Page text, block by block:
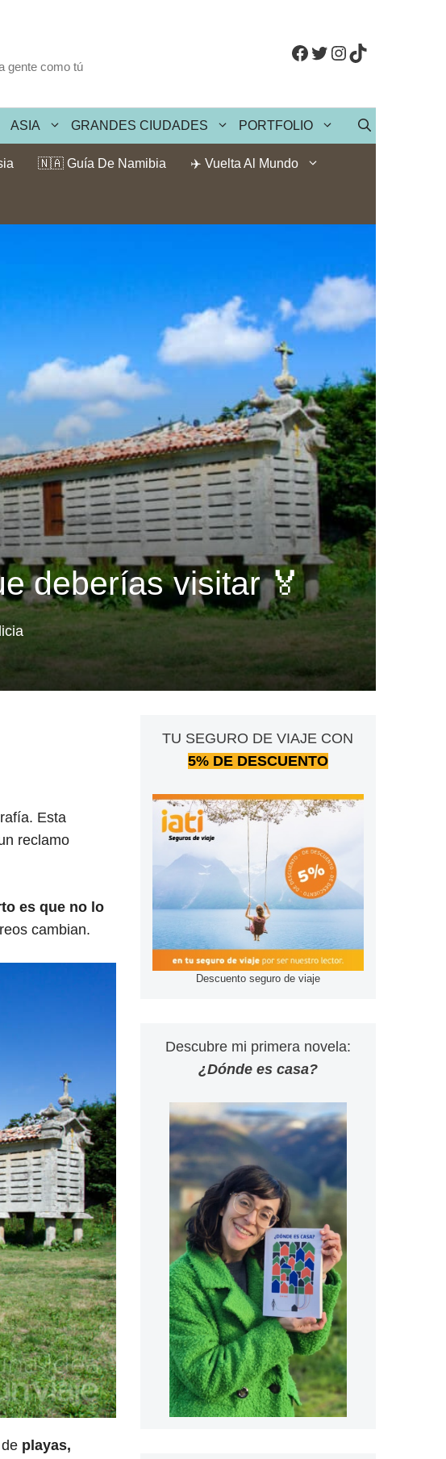
gente como tú
Facebook
Twitter
Instagram
TikTok
ASIA GRANDES CIUDADES PORTFOLIO
🇳🇦 Guía De Namibia ✈️ Vuelta Al Mundo
deberías visitar 🏅
Esta
reclamo
es que no lo
cambian.
playas,
TU SEGURO DE VIAJE CON
5% DE DESCUENTO
Descuento seguro de viaje
Descubre mi primera novela:
¿Dónde es casa?